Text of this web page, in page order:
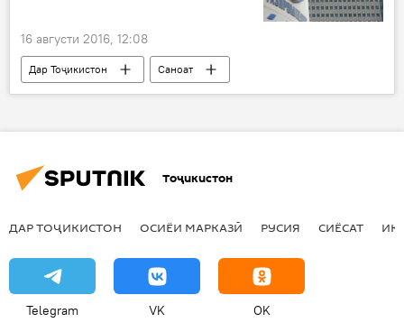
16 августи 2016, 12:08
Дар Тоҷикистон
Саноат
Ҳамаи хабарҳо
Шоҳамбарӣ
Тоҷикистон
ДАР ТОҶИКИСТОН ОСИЁИ МАРКАЗӢ РУСИЯ СИЁСАТ
Telegram VK OK